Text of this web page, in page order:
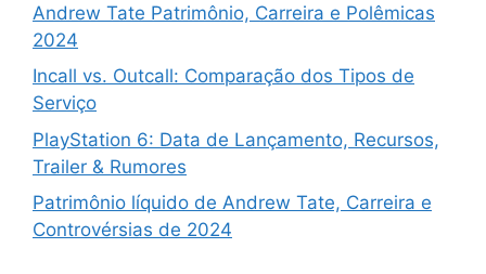
Andrew Tate Patrimônio, Carreira e Polêmicas
2024
Incall vs. Outcall: Comparação dos Tipos de
Serviço
PlayStation 6: Data de Lançamento, Recursos,
Trailer & Rumores
Patrimônio líquido de Andrew Tate, Carreira e
Controvérsias de 2024